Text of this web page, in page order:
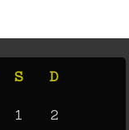
S D
1 2